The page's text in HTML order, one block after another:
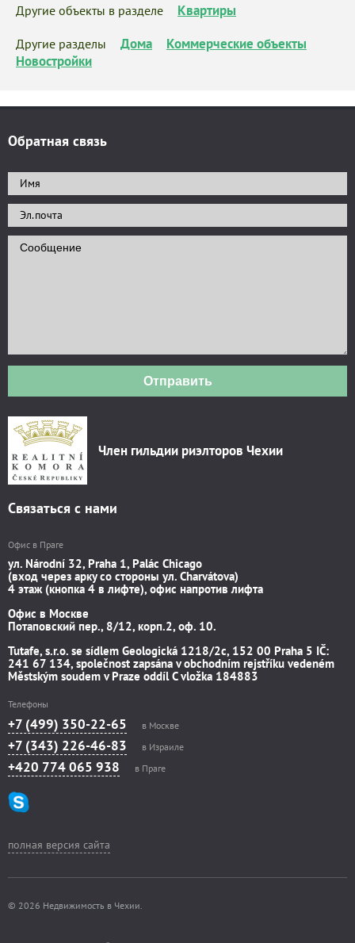
Другие объекты в разделе Квартиры
Другие разделы Дома
Коммерческие объекты
Новостройки
Обратная связь
Отправить
Член гильдии риэлторов Чехии
Связаться с нами
Офис в Праге
ул. Národní 32, Praha 1, Palác Chicago
(вход через арку со стороны ул. Charvátova)
4 этаж (кнопка 4 в лифте), офис напротив лифта
Офис в Москве
Потаповский пер., 8/12, корп.2, оф. 10.
Tutafe, s.r.o. se sídlem Geologická 1218/2c, 152 00 Praha 5 IČ:
241 67 134, společnost zapsána v obchodním rejstříku vedeném
Městským soudem v Praze oddíl C vložka 184883
Телефоны
+7 (499) 350-22-65 в Москве
+7 (343) 226-46-83 в Израиле
+420 774 065 938 в Праге
полная версия сайта
© 2026 Недвижимость в Чехии.